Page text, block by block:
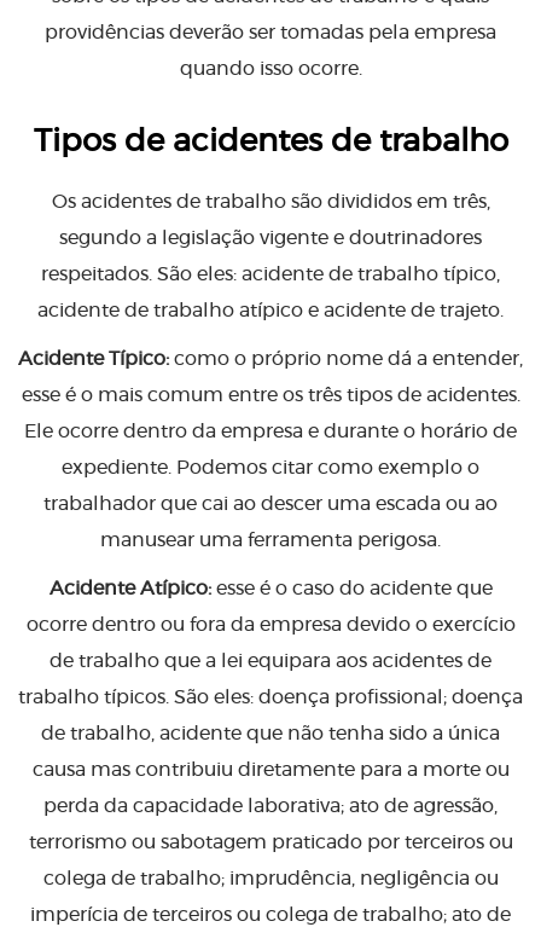
providências deverão ser tomadas pela empresa
quando isso ocorre.
Tipos de acidentes de trabalho
Os acidentes de trabalho são divididos em três,
segundo a legislação vigente e doutrinadores
respeitados. São eles: acidente de trabalho típico,
acidente de trabalho atípico e acidente de trajeto.
Acidente Típico: como o próprio nome dá a entender,
esse é o mais comum entre os três tipos de acidentes.
Ele ocorre dentro da empresa e durante o horário de
expediente. Podemos citar como exemplo o
trabalhador que cai ao descer uma escada ou ao
manusear uma ferramenta perigosa.
Acidente Atípico: esse é o caso do acidente que
ocorre dentro ou fora da empresa devido o exercício
de trabalho que a lei equipara aos acidentes de
trabalho típicos. São eles: doença profissional; doença
de trabalho, acidente que não tenha sido a única
causa mas contribuiu diretamente para a morte ou
perda da capacidade laborativa; ato de agressão,
terrorismo ou sabotagem praticado por terceiros ou
colega de trabalho; imprudência, negligência ou
imperícia de terceiros ou colega de trabalho; ato de